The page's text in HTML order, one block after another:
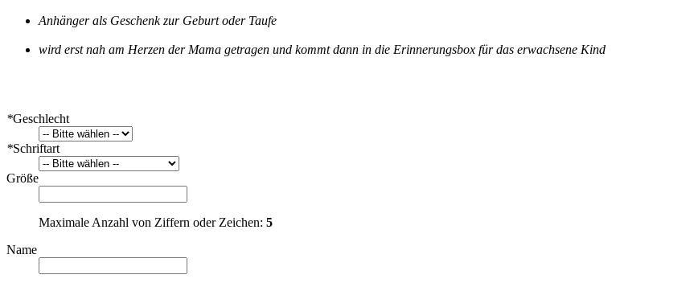
Anhänger als Geschenk zur Geburt oder Taufe
wird erst nah am Herzen der Mama getragen und kommt dann in die Erinnerungsbox für das erwachsene Kind
*Geschlecht
*Schriftart
Größe
Maximale Anzahl von Ziffern oder Zeichen: 5
Name